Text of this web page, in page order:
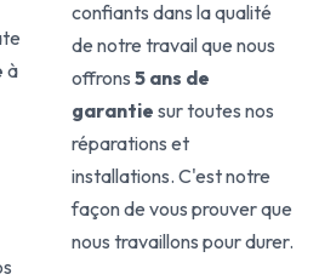
à
confiants dans la qualité
de notre travail que nous
offrons 5 ans de
garantie sur toutes nos
réparations et
installations. C'est notre
façon de vous prouver que
nous travaillons pour durer.